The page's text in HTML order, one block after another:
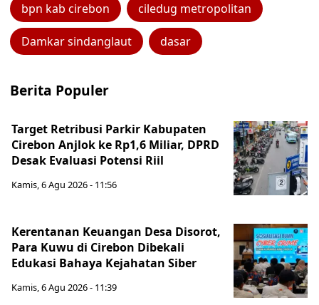
bpn kab cirebon ciledug metropolitan
Damkar sindanglaut dasar
Berita Populer
Target Retribusi Parkir Kabupaten
Cirebon Anjlok ke Rp1,6 Miliar, DPRD
Desak Evaluasi Potensi Riil
Kamis, 6 Agu 2026 - 11:56
Kerentanan Keuangan Desa Disorot,
Para Kuwu di Cirebon Dibekali
Edukasi Bahaya Kejahatan Siber
Kamis, 6 Agu 2026 - 11:39